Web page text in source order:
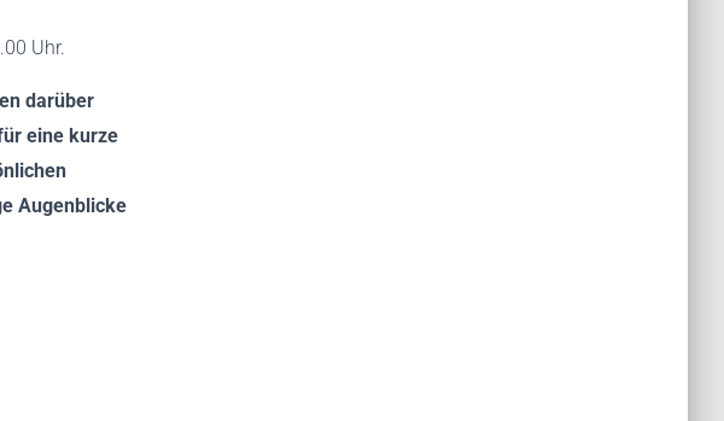
Uhr.
darüber
eine kurze
Augenblicke